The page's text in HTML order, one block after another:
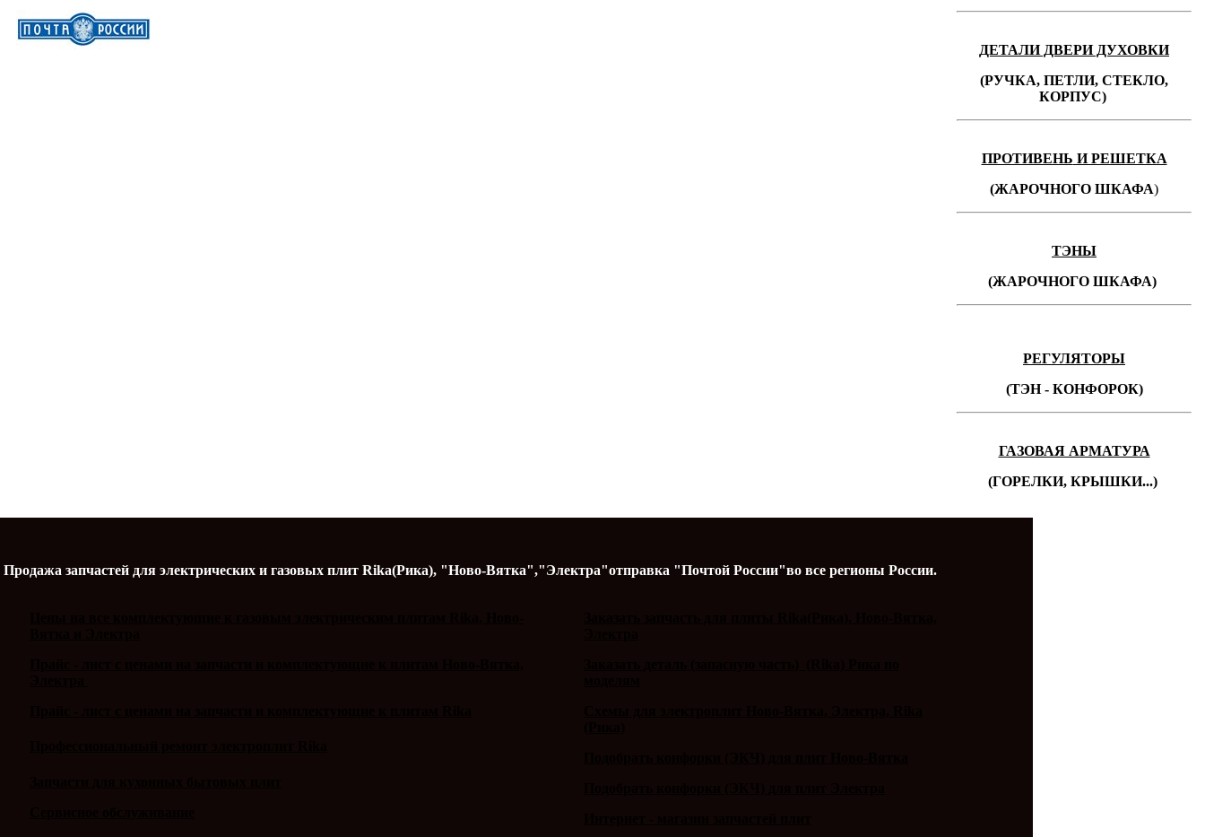
ДЕТАЛИ ДВЕРИ ДУХОВКИ
(РУЧКА, ПЕТЛИ, СТЕКЛО,
КОРПУС)
ПРОТИВЕНЬ И РЕШЕТКА
(ЖАРОЧНОГО ШКАФА)
ТЭНЫ
(ЖАРОЧНОГО ШКАФА)
РЕГУЛЯТОРЫ
(ТЭН - КОНФОРОК)
ГАЗОВАЯ АРМАТУРА
(ГОРЕЛКИ, КРЫШКИ...)
Продажа запчастей для электрических и газовых плит Rika(Рика), "Ново-Вятка","Электра"отправка "Почтой России"во все регионы России.